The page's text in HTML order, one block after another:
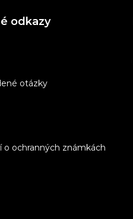
odkazy
otázky
o ochranných známkách